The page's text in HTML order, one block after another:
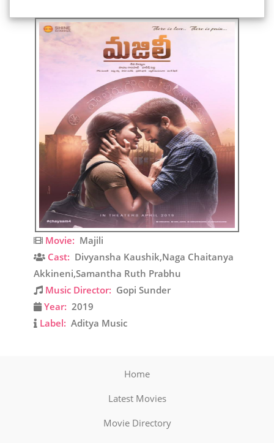
Movie: Majili
Cast: Divyansha Kaushik,Naga Chaitanya
Akkineni,Samantha Ruth Prabhu
Music Director: Gopi Sunder
Year: 2019
Label: Aditya Music
Home
Latest Movies
Movie Directory